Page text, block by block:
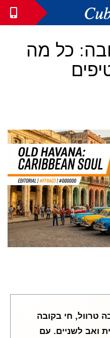
כל מה
טרוול, חי בקובה
ואב לשניים. עם